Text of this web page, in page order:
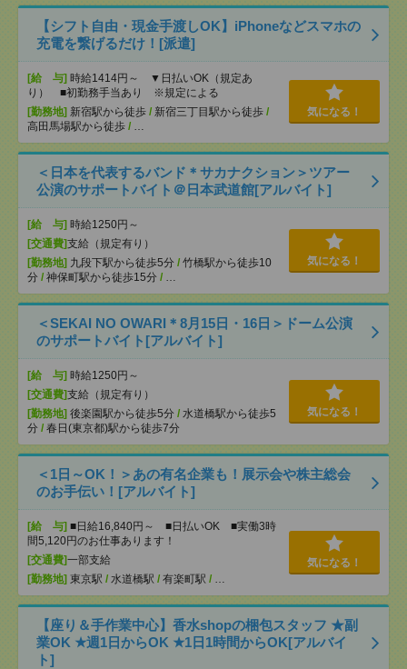
【シフト自由・現金手渡しOK】iPhoneなどスマホの
充電を繋げるだけ！[派遣]
[給 与] 時給1414円～ ▼日払いOK（規定あ
り） ■初勤務手当あり ※規定による
[勤務地] 新宿駅から徒歩 / 新宿三丁目駅から徒歩 /
高田馬場駅から徒歩 / …
気になる！
＜日本を代表するバンド＊サカナクション＞ツアー
公演のサポートバイト＠日本武道館[アルバイト]
[給 与] 時給1250円～
[交通費]支給（規定有り）
[勤務地] 九段下駅から徒歩5分 / 竹橋駅から徒歩10
分 / 神保町駅から徒歩15分 / …
気になる！
＜SEKAI NO OWARI＊8月15日・16日＞ドーム公演
のサポートバイト[アルバイト]
[給 与] 時給1250円～
[交通費]支給（規定有り）
[勤務地] 後楽園駅から徒歩5分 / 水道橋駅から徒歩5
分 / 春日(東京都)駅から徒歩7分
気になる！
＜1日～OK！＞あの有名企業も！展示会や株主総会
のお手伝い！[アルバイト]
[給 与] ■日給16,840円～ ■日払いOK ■実働3時
間5,120円のお仕事あります！
[交通費]一部支給
[勤務地] 東京駅 / 水道橋駅 / 有楽町駅 / …
気になる！
【座り＆手作業中心】香水shopの梱包スタッフ ★副
業OK ★週1日からOK ★1日1時間からOK[アルバイ
ト]